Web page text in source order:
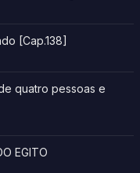
[Cap.138]
quatro pessoas e
EGITO